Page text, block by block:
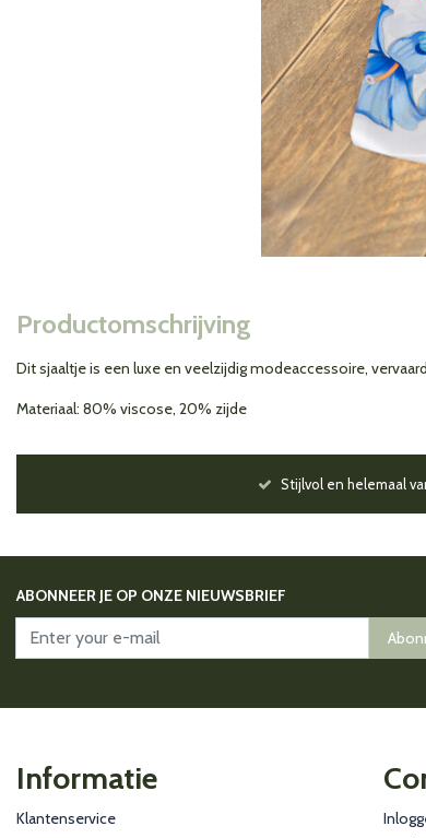
Productomschrijving
Dit sjaaltje is een luxe en veelzijdig modeaccessoire,
Materiaal: 80% viscose, 20% zijde
Stijlvol en helemaal
ABONNEER JE OP ONZE NIEUWSBRIEF
Informatie
Klantenservice